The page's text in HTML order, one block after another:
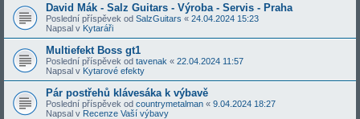
David Mák - Salz Guitars - Výroba - Servis - Praha
Poslední příspěvek od SalzGuitars « 24.04.2024 15:23
Napsal v Kytaráři
Multiefekt Boss gt1
Poslední příspěvek od tavenak « 22.04.2024 11:57
Napsal v Kytarové efekty
Pár postřehů klávesáka k výbavě
Poslední příspěvek od countrymetalman « 9.04.2024 18:27
Napsal v Recenze Vaší výbavy